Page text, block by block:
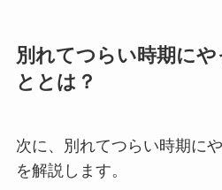
別れてつらい時期に
ととは？
次に、別れてつらい時期に
を解説します。